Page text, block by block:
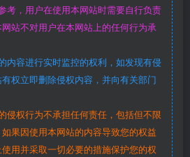
考，用户在使用本网站时需要自行负责
站不对用户在本网站上的任何行为承
内容进行实时监控的权利，如发现有侵
权立即删除侵权内容，并向有关部门
侵权行为不承担任何责任，包括但不限
果因使用本网站的内容导致您的权益
用并采取一切必要的措施保护您的权